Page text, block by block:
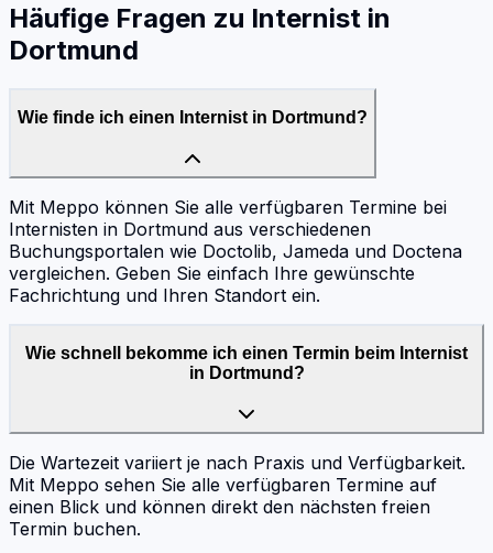
Häufige Fragen zu Internist in
Dortmund
Wie finde ich einen Internist in Dortmund?
Mit Meppo können Sie alle verfügbaren Termine bei
Internisten in Dortmund aus verschiedenen
Buchungsportalen wie Doctolib, Jameda und Doctena
vergleichen. Geben Sie einfach Ihre gewünschte
Fachrichtung und Ihren Standort ein.
Wie schnell bekomme ich einen Termin beim Internist
in Dortmund?
Die Wartezeit variiert je nach Praxis und Verfügbarkeit.
Mit Meppo sehen Sie alle verfügbaren Termine auf
einen Blick und können direkt den nächsten freien
Termin buchen.